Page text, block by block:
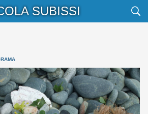
SUBISSI